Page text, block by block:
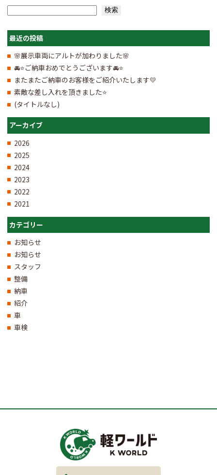
検索
最近の投稿
🌸展示車両にアルトが加わりました🌸
🚘⭐ご納車おめでとうございます🚘⭐
またまたご納車のお客様をご紹介いたします💛
素敵な差し入れを頂きました⭐
(タイトルなし)
アーカイブ
2026
2025
2024
2023
2022
2021
カテゴリー
お知らせ
お知らせ
スタッフ
整備
納車
紹介
車
車検